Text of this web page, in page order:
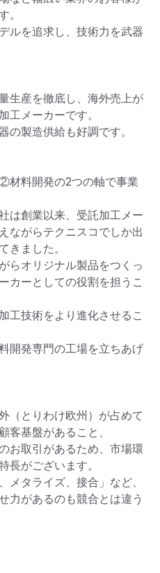
。
ルを追求し、技術力を武器
生産を徹底し、海外売上が
工メーカーです。
の製造供給も好調です。
料開発の2つの軸で事業
は創業以来、受託加工メー
ながらテクニスコでしか出
きました。
らオリジナル製品をつくっ
カーとしての役割を担うこ
工技術をより進化させるこ
開発専門の工場を立ちあげ
（とりわけ欧州）が占めて
客基盤があること、
お取引があるため、市場環
長がございます。
メタライズ、接合」など、
力があるのも競合とは違う